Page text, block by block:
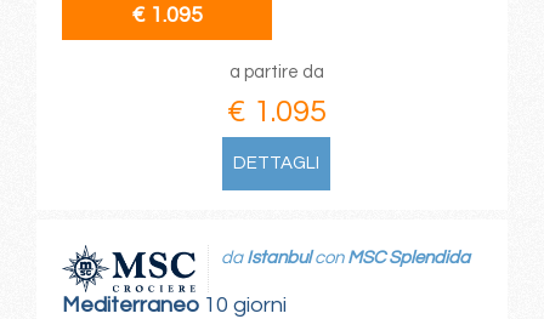
€ 1.095
a partire da
€ 1.095
DETTAGLI
Mediterraneo10 giorni
da Istanbulcon MSC Splendida